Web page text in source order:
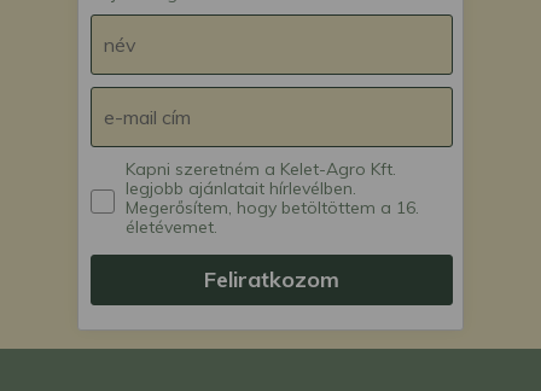
Kapni szeretném a Kelet-Agro Kft.
legjobb ajánlatait hírlevélben.
Megerősítem, hogy betöltöttem a 16.
életévemet.
Feliratkozom